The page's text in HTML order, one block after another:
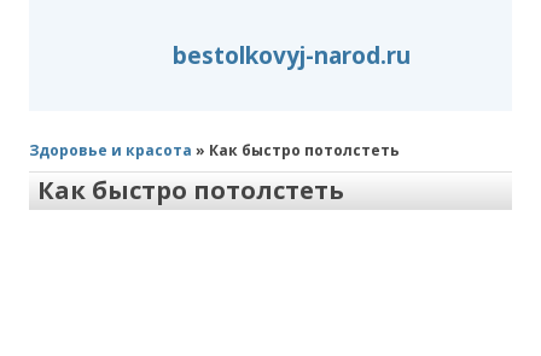
bestolkovyj-narod.ru
Здоровье и красота » Как быстро потолстеть
Как быстро потолстеть